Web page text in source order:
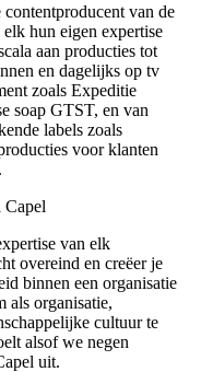
van de
hun eigen expertise
aan producties tot
en dagelijks op tv
zoals Expeditie
soap GTST, en van
labels zoals
voor klanten
van elk
overeind en creëer je
binnen een organisatie
als organisatie,
cultuur te
alsof we negen
uit.